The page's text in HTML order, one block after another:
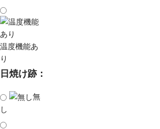
温度機能あ
り
日焼け跡：
無
し